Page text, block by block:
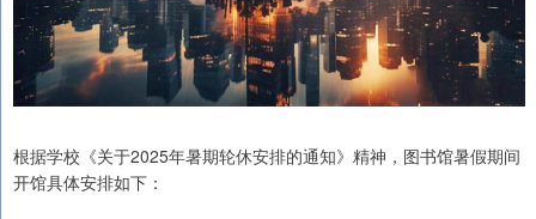
根据学校《关于2025年暑期轮休安排的通知》精神，图书馆暑假期间
开馆具体安排如下：